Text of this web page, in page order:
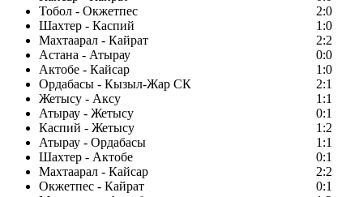
Тобол - Окжетпес
2:0
Шахтер - Каспий
1:0
Махтаарал - Кайрат
2:2
Астана - Атырау
0:0
Актобе - Кайсар
1:0
Ордабасы - Кызыл-Жар СК
2:1
Жетысу - Аксу
1:1
Атырау - Жетысу
0:1
Каспий - Жетысу
1:2
Атырау - Ордабасы
1:1
Шахтер - Актобе
0:1
Махтаарал - Кайсар
2:2
Окжетпес - Кайрат
0:1